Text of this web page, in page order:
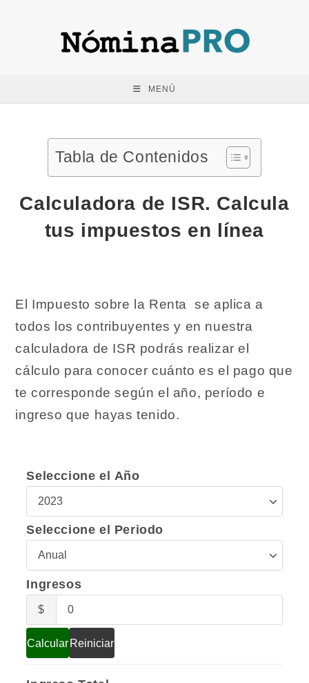
MENÚ
Tabla de Contenidos
Calculadora de ISR. Calcula
tus impuestos en línea
El Impuesto sobre la Renta se aplica a
todos los contribuyentes y en nuestra
calculadora de ISR podrás realizar el
cálculo para conocer cuánto es el pago que
te corresponde según el año, período e
ingreso que hayas tenido.
Seleccione el Año
Seleccione
el
Año
Seleccione el Periodo
Seleccione
el
Periodo
Ingresos
$
Ingresos
Calcular Reiniciar